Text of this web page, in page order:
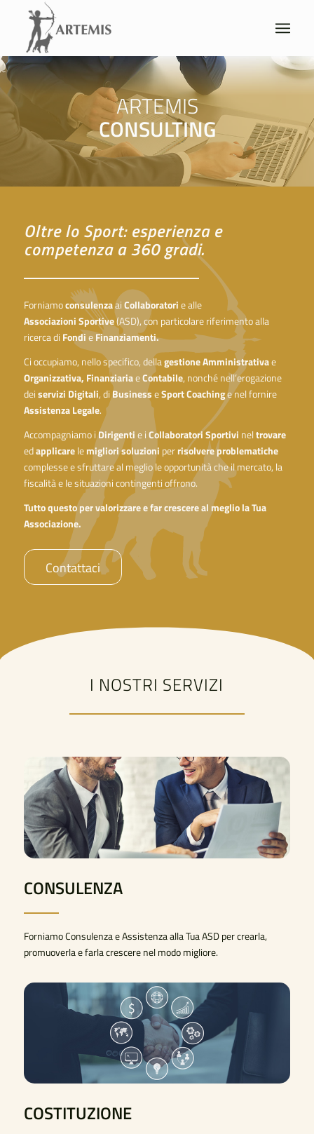
ARTEMIS
CONSULTING
Oltre lo Sport: esperienza e
competenza a 360 gradi.
ForniamoconsulenzaaiCollaboratorie alle
AssociazioniSportive(ASD), con particolare riferimento alla
ricerca di FondieFinanziamenti.
Ci occupiamo, nello specifico, dellagestione Amministrativae
Organizzativa, FinanziariaeContabile, nonché nell’erogazione
deiservizi Digitali, diBusinesseSport Coachinge nel fornire
Assistenza Legale.
Accompagniamo iDirigentie iCollaboratori Sportivi neltrovare
edapplicarelemigliorisoluzioni perrisolvere problematiche
complesse e sfruttare al meglio le opportunità che il mercato, la
fiscalità e le situazioni contingenti offrono.
Tutto questo per valorizzare e far crescere al meglio la Tua
Associazione.
Contattaci
I NOSTRI SERVIZI
CONSULENZA
Forniamo Consulenza e Assistenza alla Tua ASD per crearla,
promuoverla e farla crescere nel modo migliore.
COSTITUZIONE